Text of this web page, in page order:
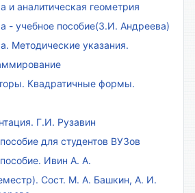
и аналитическая геометрия
- учебное пособие(З.И. Андреева)
Методические указания.
Квадратичные формы.
Г.И. Рузавин
для студентов ВУЗов
Ивин А. А.
Сост. М. А. Башкин, А. И.